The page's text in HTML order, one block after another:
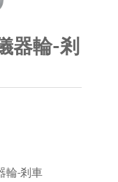
器輪-剎
輪-剎車